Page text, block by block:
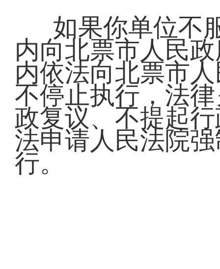
如果你单位不
内向北票市人民
内依法向北票市
不停止执行，法
政复议、不提起
法申请人民法院
行。